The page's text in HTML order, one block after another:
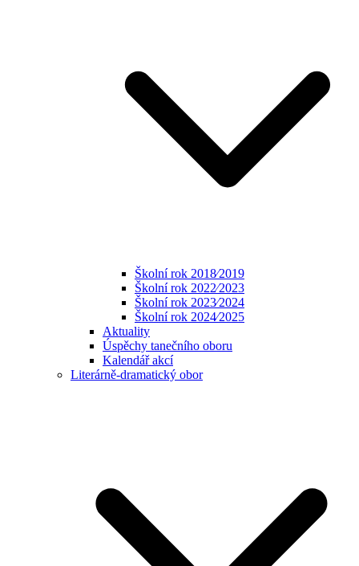
Školní rok 2018⁄2019
Školní rok 2022⁄2023
Školní rok 2023⁄2024
Školní rok 2024⁄2025
Aktuality
Úspěchy tanečního oboru
Kalendář akcí
Literárně-dramatický obor